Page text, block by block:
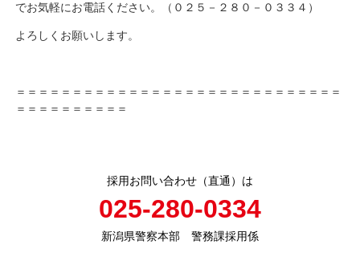
でお気軽にお電話ください。（０２５－２８０－０３３４）
よろしくお願いします。
＝＝＝＝＝＝＝＝＝＝＝＝＝＝＝＝＝＝＝＝＝＝＝＝＝＝＝＝＝
＝＝＝＝＝＝＝＝＝＝
採用お問い合わせ（直通）は
025-280-0334
新潟県警察本部 警務課採用係